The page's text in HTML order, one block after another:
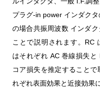
プラグ-in power インダク
の場合共振周波数 インダ
ことで説明されます。RC
はそれぞれ AC 巻線損失
コア損失を推定すること
れぞれ表面効果と近接効果